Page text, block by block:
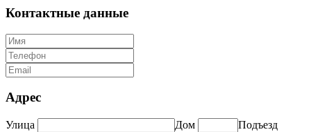
Контактные данные
Адрес
Улица Дом Подъезд